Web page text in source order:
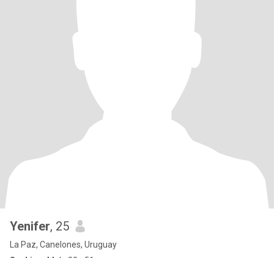
Yenifer, 25
La Paz, Canelones, Uruguay